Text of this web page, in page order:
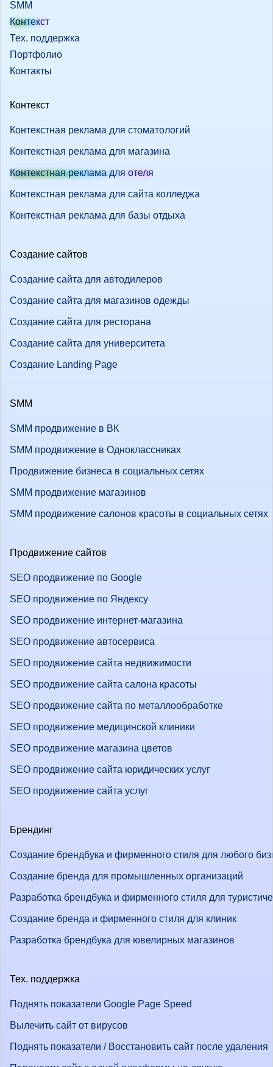
SMM
Контекст
Тех. поддержка
Портфолио
Контакты
Контекст
Контекстная реклама для стоматологий
Контекстная реклама для магазина
Контекстная реклама для отеля
Контекстная реклама для сайта колледжа
Контекстная реклама для базы отдыха
Создание сайтов
Создание сайта для автодилеров
Создание сайта для магазинов одежды
Создание сайта для ресторана
Создание сайта для университета
Создание Landing Page
SMM
SMM продвижение в ВК
SMM продвижение в Одноклассниках
Продвижение бизнеса в социальных сетях
SMM продвижение магазинов
SMM продвижение салонов красоты в социальных сетях
Продвижение сайтов
SEO продвижение по Google
SEO продвижение по Яндексу
SEO продвижение интернет-магазина
SEO продвижение автосервиса
SEO продвижение сайта недвижимости
SEO продвижение сайта салона красоты
SEO продвижение сайта по металлообработке
SEO продвижение медицинской клиники
SEO продвижение магазина цветов
SEO продвижение сайта юридических услуг
SEO продвижение сайта услуг
Брендинг
Создание брендбука и фирменного стиля для любого
Создание бренда для промышленных организаций
Разработка брендбука и фирменного стиля для
Создание бренда и фирменного стиля для клиник
Разработка брендбука для ювелирных магазинов
Тех. поддержка
Поднять показатели Google Page Speed
Вылечить сайт от вирусов
Поднять показатели / Восстановить сайт после удаления